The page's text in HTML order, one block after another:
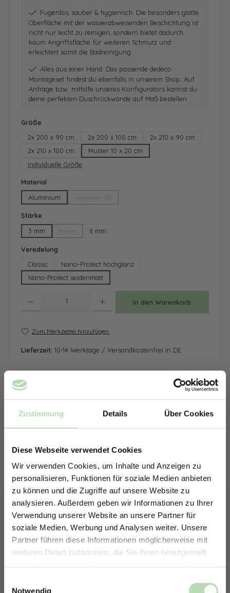
Zustimmung Details Über Cookies
Diese Webseite verwendet Cookies
Wir verwenden Cookies, um Inhalte und Anzeigen zu
personalisieren, Funktionen für soziale Medien anbieten
zu können und die Zugriffe auf unsere Website zu
analysieren. Außerdem geben wir Informationen zu Ihrer
Verwendung unserer Website an unsere Partner für
soziale Medien, Werbung und Analysen weiter. Unsere
Partner führen diese Informationen möglicherweise mit
weiteren Daten zusammen, die Sie ihnen bereitgestellt
Notwendig
Fugenlos, sauber & hygienisch: Die besonders glatte
Oberfläche mit der wasserabweisenden Beschichtung ist
nicht nur leicht zu reinigen, sondern bietet dadurch
kaum Angriffsfläche für weiteren Schmutz und
erleichtert somit die Badreinigung
Alles aus einer Hand: Das passende dedeco
Montageset findest du ebenfalls in unserem Shop. Auf
Anfrage bzw. mithilfe unseres Konfigurators kannst du
deine perfekten Duschrückwände auf Maß bestellen
Größe
2x 200 x 90 cm
2x 200 x 100 cm
2x 210 x 90 cm
2x 210 x 100 cm
Muster 10 x 20 cm
Individuelle Größe
Material
Aluminium
Stärke
3 mm
(Diese Option ist zurzeit nicht verfügbar.)
6 mm
Veredelung
Classic
Nano-Protect hochglanz
Nano-Protect seidenmatt
In den Warenkorb
Zum Merkzettel hinzufügen
Lieferzeit: 10-14 Werktage / Versandkostenfrei in DE
Erstelle in nur 4 Schritten deine
ERHALTE 5% RABATT AUF
DEINE RÜCKWÄNDE